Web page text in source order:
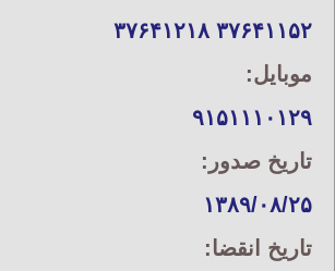
۳۷۶۴۱۱۵۲ ۳۷۶۴۱۲۱۸
موبایل:
۹۱۵۱۱۱۰۱۲۹
تاریخ صدور:
۱۳۸۹/۰۸/۲۵
تاریخ انقضا: